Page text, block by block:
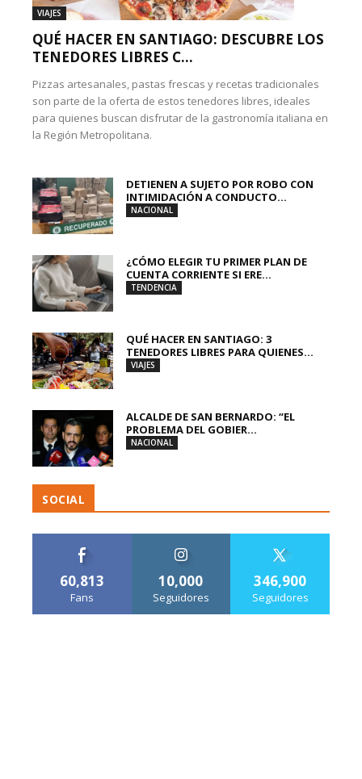
VIAJES
QUÉ HACER EN SANTIAGO: DESCUBRE LOS
TENEDORES LIBRES C...
Pizzas artesanales, pastas frescas y recetas tradicionales
son parte de la oferta de estos tenedores libres, ideales
para quienes buscan disfrutar de la gastronomía italiana en
la Región Metropolitana.
DETIENEN A SUJETO POR ROBO CON
INTIMIDACIÓN A CONDUCTO...
NACIONAL
¿CÓMO ELEGIR TU PRIMER PLAN DE
CUENTA CORRIENTE SI ERE...
TENDENCIA
QUÉ HACER EN SANTIAGO: 3
TENEDORES LIBRES PARA QUIENES...
VIAJES
ALCALDE DE SAN BERNARDO: “EL
PROBLEMA DEL GOBIER...
NACIONAL
SOCIAL
60,813
Fans
10,000
Seguidores
346,900
Seguidores